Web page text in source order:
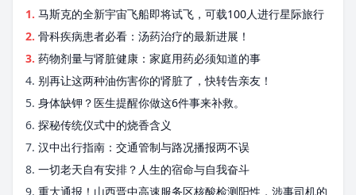
1. 马斯克的全新宇宙飞船即将试飞，可载100人进行星际旅行
2. 骨科疾病患者必看：汤药治疗的最新进展！
3. 药物剂量与肾脏健康：家庭用药必须知道的事
4. 别再让这两种油伤害你的肾脏了，快转告亲友！
5. 身体缺钾？医生提醒你做这6件事来补救。
6. 探秘传统仪式中的烧香含义
7. 汉中出行指南：交通管制与路况播报两不误
8. 一切老天自有安排？人生的宿命与自我奋斗
9. 重大通报！山西晋中高速服务区核酸检测阳性，涉事司机的